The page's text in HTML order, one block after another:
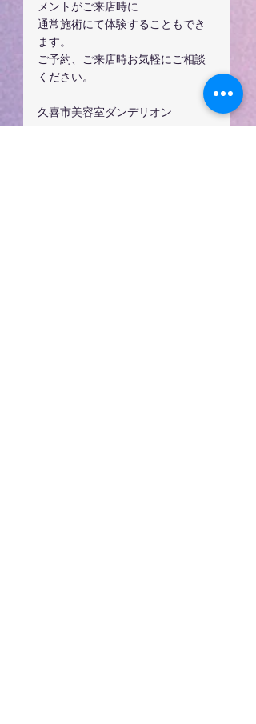
メントがご来店時に
通常施術にて体験することもでき
ます。
ご予約、ご来店時お気軽にご相談
ください。
久喜市美容室ダンデリオン